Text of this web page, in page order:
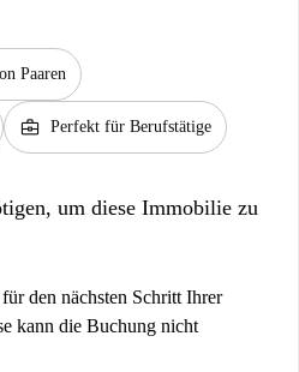
Paaren
business_center Perfekt für Berufstätige
um diese Immobilie zu
den nächsten Schritt Ihrer
kann die Buchung nicht